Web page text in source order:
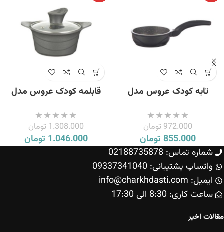
تابه کودک عروس مدل
972.000تومان
855.000 تومان
قابلمه کودک عروس مدل
1.308.000تومان
1.046.000 تومان
شماره تماس: 02188735878
واتساپ پشتیبانی: 09337341040
ایمیل: info@charkhdasti.com
ساعت کاری: 8:30 الی 17:30
مقالات اخیر